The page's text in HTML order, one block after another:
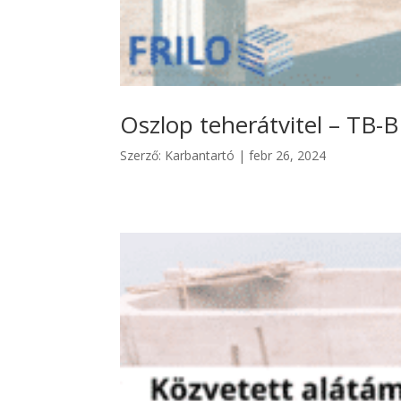
Oszlop teherátvitel – TB-
Szerző: Karbantartó |febr 26, 2024